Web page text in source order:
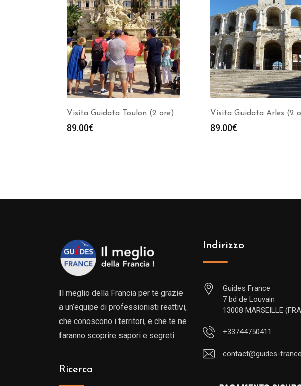
Visita Guidata Toulon (2 ore)
89.00€
Visita Guidata Arles (2
89.00€
Il meglio della Francia per te grazie
a un’equipe di professionisti reattivi,
che conoscono i territori, e che te ne
faranno scoprire sapori e segreti.
Ricerca
Indirizzo
Guides France
7 bd de Louvain
13008 MARSEILLE
+33744750411
contact@guides-